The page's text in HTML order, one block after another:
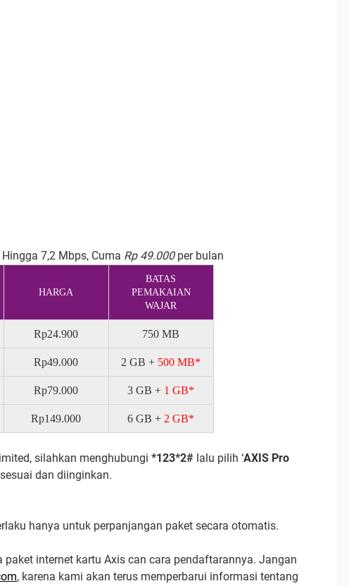
7,2 Mbps, Cuma Rp 49.000per bulan
HARGA
BATAS
PEMAKAIAN
WAJAR
Rp24.900 750 MB
Rp49.000 2 GB + 500 MB*
Rp79.000 3 GB + 1 GB*
Rp149.000 6 GB + 2 GB*
silahkan menghubungi *123*2# lalu pilih ‘AXIS Pro
dan diinginkan.
hanya untuk perpanjangan paket secara otomatis.
internet kartu Axis can cara pendaftarannya. Jangan
, karena kami akan terus memperbarui informasi tentang